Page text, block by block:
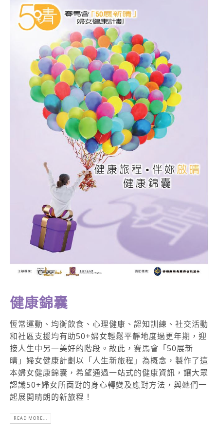
健康錦囊
恆常運動、均衡飲食、心理健康、認知訓練、社交活動
和社區支援均有助50+婦女輕鬆平靜地度過更年期，迎
接人生中另一美好的階段。故此，賽馬會「50展新
晴」婦女健康計劃以「人生新旅程」為概念，製作了這
本婦女健康錦囊，希望通過一站式的健康資訊，讓大眾
認識50+婦女所面對的身心轉變及應對方法，與她們一
起展開晴朗的新旅程！
READ MORE...